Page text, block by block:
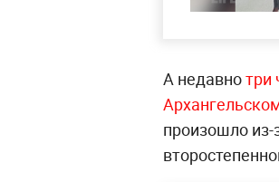
А недавнотри
произошло из-